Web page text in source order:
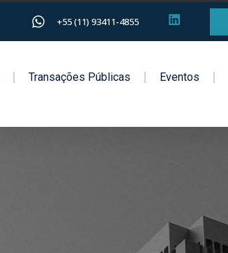
+55 (11) 93411-4855
Transações Públicas Eventos